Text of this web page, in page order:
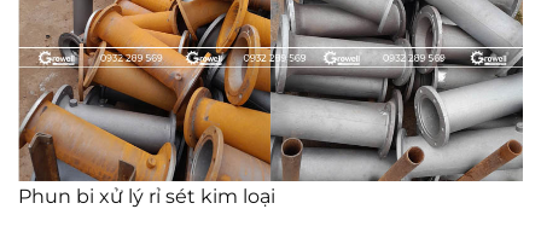
Phun bi xử lý rỉ sét kim loại